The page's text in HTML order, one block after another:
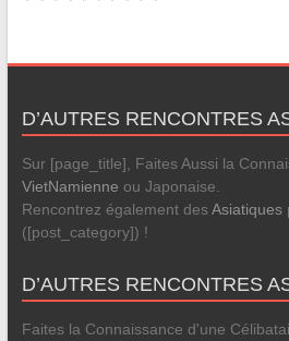
D’AUTRES RENCONTRES
Sur [page_title], Faites Aussi la
VietNamienne ou Japonaise.
Rencontrez également desAsiatiques
([post_category]) !
D’AUTRES RENCONTRES
Faites la Connaissance d'une